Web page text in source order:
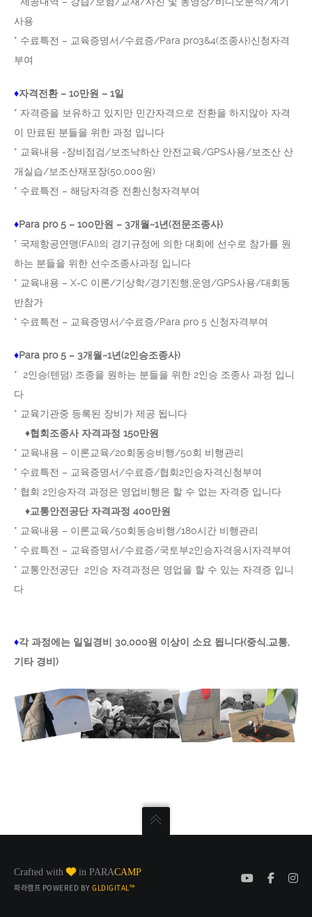
사용
* 수료특전 – 교육증명서/수료증/Para pro3&4(조종사)신청자격
부여
♦자격전환 – 10만원 – 1일
* 자격증을 보유하고 있지만 민간자격으로 전환을 하지않아 자격
이 만료된 분들을 위한 과정 입니다
* 교육내용 -장비점검/보조낙하산 안전교육/GPS사용/보조산 산
개실습/보조산재포장(50,000원)
* 수료특전 – 해당자격증 전환신청자격부여
♦Para pro 5 – 100만원 – 3개월~1년(전문조종사)
* 국제항공연맹(FAI)의 경기규정에 의한 대회에 선수로 참가를 원
하는 분들을 위한 선수조종사과정 입니다
* 교육내용 – X-C 이론/기상학/경기진행,운영/GPS사용/대회동
반참가
* 수료특전 – 교육증명서/수료증/Para pro 5 신청자격부여
♦Para pro 5 – 3개월~1년(2인승조종사)
* 2인승(텐덤) 조종을 원하는 분들을 위한 2인승 조종사 과정 입니
다
* 교육기관중 등록된 장비가 제공 됩니다
♦협회조종사 자격과정 150만원
* 교육내용 – 이론교육/20회동승비행/50회 비행관리
* 수료특전 – 교육증명서/수료증/협회2인승자격신청부여
* 협회 2인승자격 과정은 영업비행은 할 수 없는 자격증 입니다
♦교통안전공단 자격과정 400만원
* 교육내용 – 이론교육/50회동승비행/180시간 비행관리
* 수료특전 – 교육증명서/수료증/국토부2인승자격응시자격부여
* 교통안전공단 2인승 자격과정은 영업을 할 수 있는 자격증 입니
다
♦각 과정에는 일일경비 30,000원 이상이 소요 됩니다(중식,교통,
기타 경비)
Crafted with in PARACAMP
파라캠프 POWERED BY GLDIGITAL™